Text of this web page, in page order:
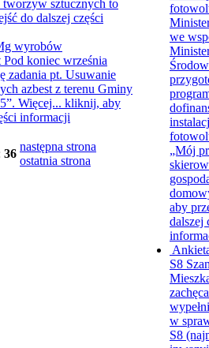
sztucznych to
do dalszej części
wyrobów
Pod koniec września
zadania pt. Usuwanie
azbest z terenu Gminy
Więcej... kliknij, aby
informacji
36
następna strona
ostatnia strona
we
„Mój
aby
dalszej
S8
w
S8